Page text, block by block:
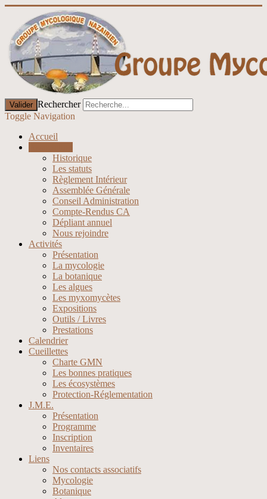
Valider Rechercher
Toggle Navigation
Accueil
Historique
Les statuts
Règlement Intérieur
Assemblée Générale
Conseil Administration
Compte-Rendus CA
Dépliant annuel
Nous rejoindre
Activités
Présentation
La mycologie
La botanique
Les algues
Les myxomycètes
Expositions
Outils / Livres
Prestations
Calendrier
Cueillettes
Charte GMN
Les bonnes pratiques
Les écosystèmes
Protection-Réglementation
J.M.E.
Présentation
Programme
Inscription
Inventaires
Liens
Nos contacts associatifs
Mycologie
Botanique